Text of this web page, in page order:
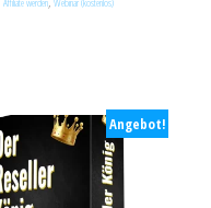
Angebot!